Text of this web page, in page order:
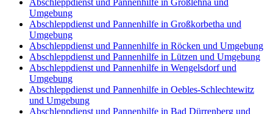
Umgebung
Abschleppdienst und Pannenhilfe in Großkorbetha und
Umgebung
Abschleppdienst und Pannenhilfe in Röcken und Umgebung
Abschleppdienst und Pannenhilfe in Lützen und Umgebung
Abschleppdienst und Pannenhilfe in Wengelsdorf und
Umgebung
Abschleppdienst und Pannenhilfe in Oebles-Schlechtewitz
und Umgebung
Abschleppdienst und Pannenhilfe in Bad Dürrenberg und